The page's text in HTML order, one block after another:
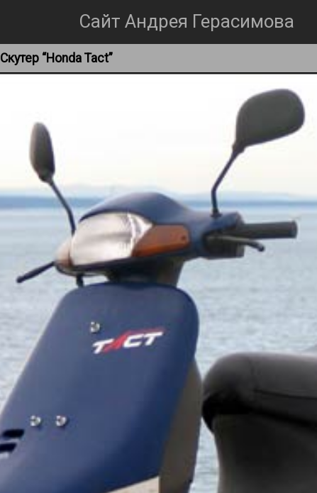
Сайт Андрея Герасимова
Скутер “Honda Tact”